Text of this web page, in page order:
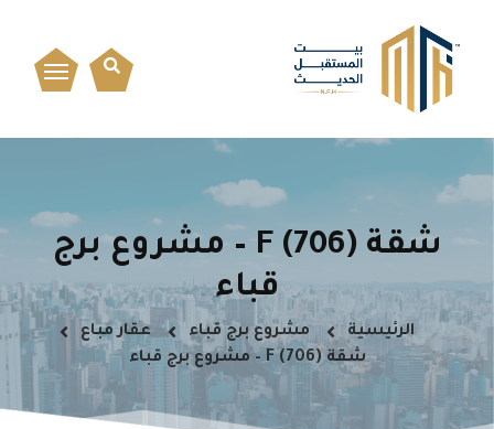
شقة F (706) – مشروع برج
قباء
الرئيسية مشروع برج قباء
عقار مباع
شقة F (706) – مشروع برج قباء